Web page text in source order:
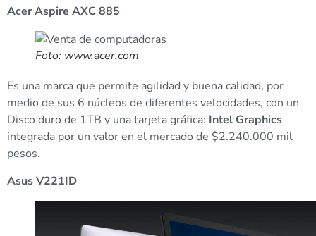
Acer Aspire AXC 885
Foto: www.acer.com
Es una marca que permite agilidad y buena calidad, por
medio de sus 6 núcleos de diferentes velocidades, con un
Disco duro de 1TB y una tarjeta gráfica: Intel Graphics
integrada por un valor en el mercado de $2.240.000 mil
pesos.
Asus V221ID